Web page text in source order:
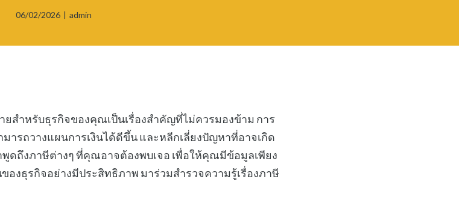
06/02/2026 | admin
สำหรับธุรกิจของคุณเป็นเรื่องสำคัญที่ไม่ควรมองข้าม การ
รถวางแผนการเงินได้ดีขึ้น และหลีกเลี่ยงปัญหาที่อาจเกิด
ดถึงภาษีต่างๆ ที่คุณอาจต้องพบเจอ เพื่อให้คุณมีข้อมูลเพียง
องธุรกิจอย่างมีประสิทธิภาพ มาร่วมสำรวจความรู้เรื่องภาษี